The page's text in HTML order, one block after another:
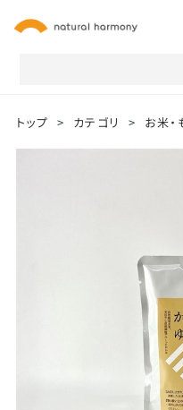
トップ > カテゴリ > お米・